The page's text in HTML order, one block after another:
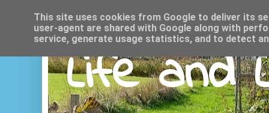
Life and
This site uses cookies from Google to deliver its
user-agent are shared with Google along with
service, generate usage statistics, and to detect